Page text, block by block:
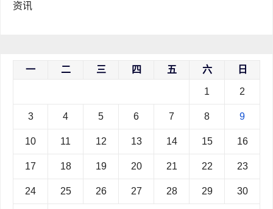
资讯
一 二 三 四 五 六 日
1 2
3 4 5 6 7 8 9
10 11 12 13 14 15 16
17 18 19 20 21 22 23
24 25 26 27 28 29 30